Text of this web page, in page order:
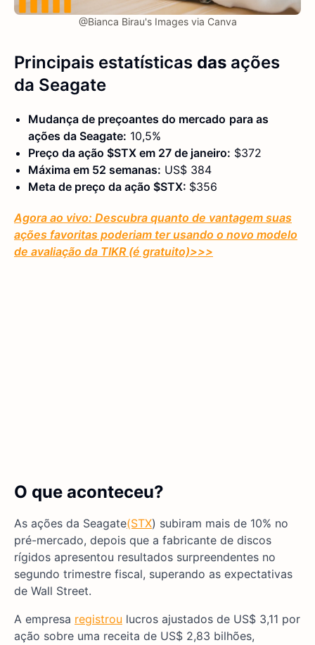
@Bianca Birau's Images via Canva
Principais estatísticas das ações
da Seagate
Mudança de preçoantes do mercado para as
ações da Seagate: 10,5%
Preço da ação $STX em 27 de janeiro: $372
Máxima em 52 semanas: US$ 384
Meta de preço da ação $STX: $356
Agora ao vivo: Descubra quanto de vantagem suas
ações favoritas poderiam ter usando o novo modelo
de avaliação da TIKR (é gratuito)>>>
O que aconteceu?
As ações da Seagate(STX) subiram mais de 10% no
pré-mercado, depois que a fabricante de discos
rígidos apresentou resultados surpreendentes no
segundo trimestre fiscal, superando as expectativas
de Wall Street.
A empresa registrou lucros ajustados de US$ 3,11 por
ação sobre uma receita de US$ 2,83 bilhões,